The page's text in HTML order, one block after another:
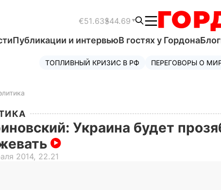
€51.63$44.69
Публикации и интервьюВ гостях у Гордона
ТОПЛИВНЫЙ КРИЗИС В РФ ПЕРЕГОВОРЫ О
Украина будет
2014, 22.21